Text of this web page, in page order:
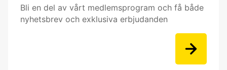
Bli en del av vårt medlemsprogram och få både
nyhetsbrev och exklusiva erbjudanden